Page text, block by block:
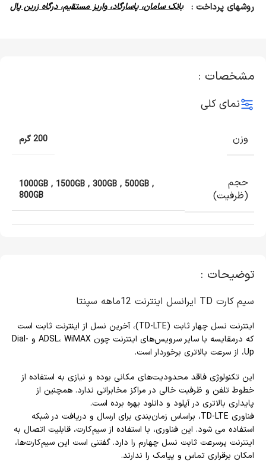
روشهای پرداخت : بانک سامان، پاسارگاد، واریز مستقیم، درگاه زرین پال
توضیحات :
سیم کارت TD ایرانسل اینترنت 12ماهه سپنتا
اینترنت نسل چهار ثابت (TD-LTE)، آخرین نسل از اینترنت ثابت است
که درمقایسه با سایر سرویس‌های اینترنت چون ADSL، WiMAX و Dial-
Up، از سرعت بالاتری برخوردار است.
این تکنولوژی فاقد محدودیت‌های مکانی بوده و نیازی به استفاده از
خطوط تلفن و ظرفیت خالی در مراکز مخابراتی ندارد. همچنین از
پایداری بالاتری در آپلود و دانلود بهره برده است.
فناوری TD-LTE، براساس زمان‌بندی برای ارسال و دریافت در شبکه
استفاده می شود. این فناوری، با استفاده از سیم‌کارت، قابلیت اتصال به
اینترنت پرسرعت ثابت نسل چهارم را دارد. گفتنی است این سیم‌کارت‌ها،
امکان برقراری تماس و پیامک را ندارند.
مشخصات :
نمای کلی
وزن 200 گرم
حجم
(ظرفیت)
1000GB , 1500GB , 300GB , 500GB ,
800GB